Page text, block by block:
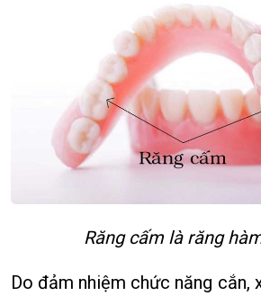
Răng cấm là răng
Do đảm nhiệm chức năng cắn,